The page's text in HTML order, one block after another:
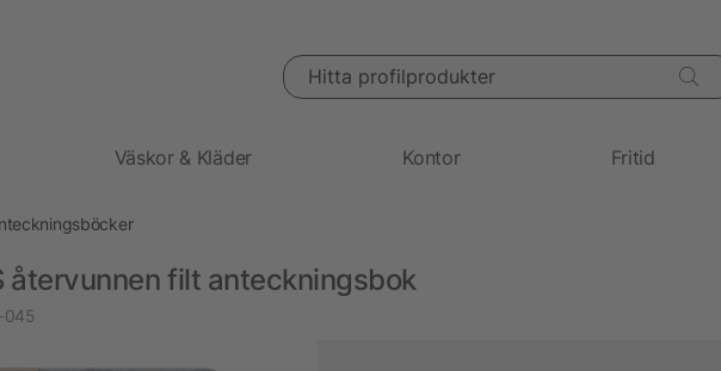
Hitta profilprodukter
Väskor & Kläder Kontor Fritid
återvunnen filt anteckningsbok
045